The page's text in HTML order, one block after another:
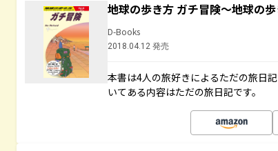
地球の歩き方 ガチ冒険～地球の
D-Books
2018.04.12 発売
本書は4人の旅好きによるただの旅日
いてある内容はただの旅日記です。